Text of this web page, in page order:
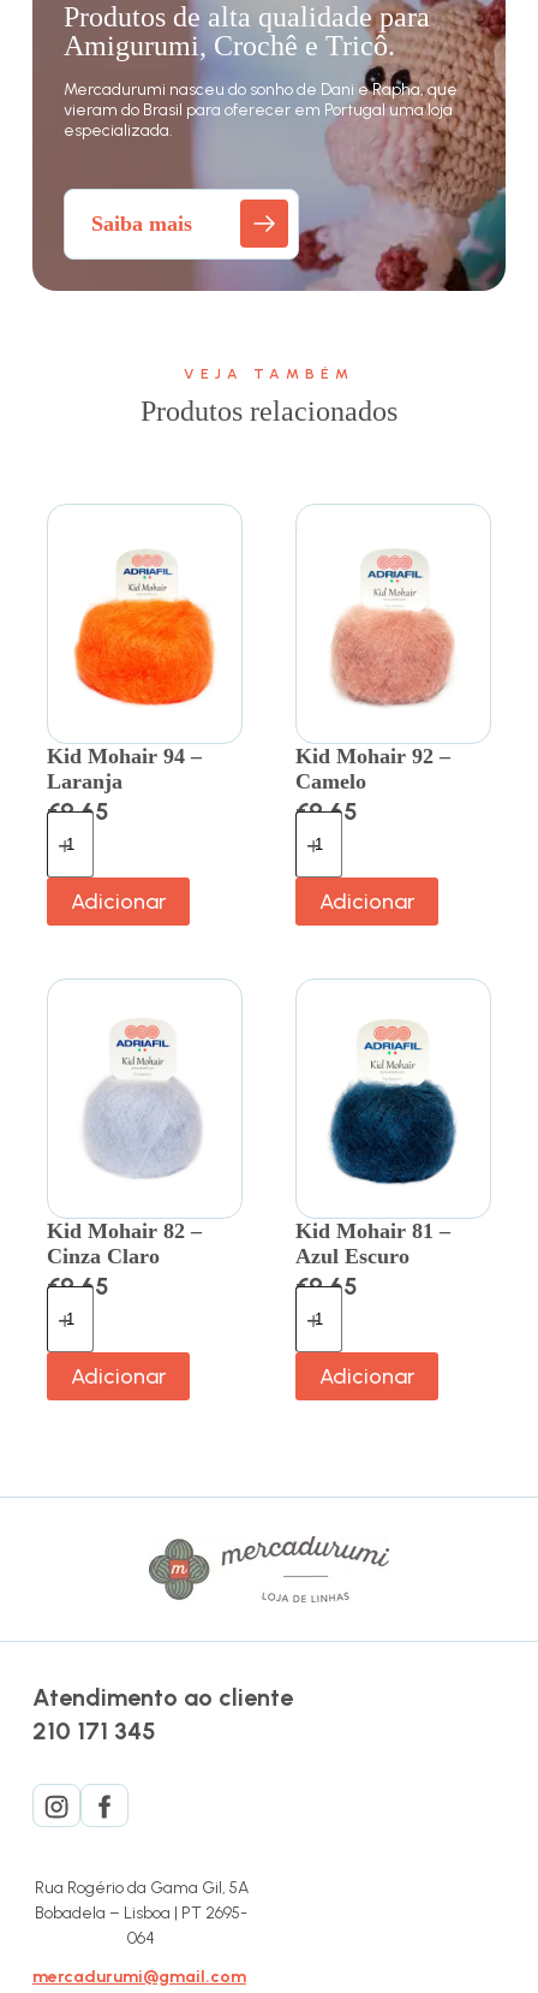
Produtos de alta qualidade para
Amigurumi, Crochê e Tricô.
Mercadurumi nasceu do sonho de Dani e Rapha, que
vieram do Brasil para oferecer em Portugal uma loja
especializada.
Saiba mais
VEJA TAMBÉM
Produtos relacionados
Kid Mohair 94 –
Laranja
€9.65
Adicionar
Kid Mohair 92 –
Camelo
€9.65
Adicionar
Kid Mohair 82 –
Cinza Claro
€9.65
Adicionar
Kid Mohair 81 –
Azul Escuro
€9.65
Adicionar
Atendimento ao cliente
210 171 345
Rua Rogério da Gama Gil, 5A
Bobadela – Lisboa | PT 2695-
064
mercadurumi@gmail.com